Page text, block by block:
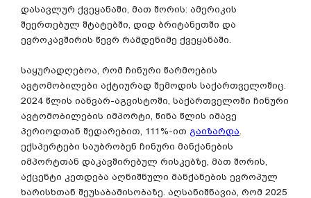
დასავლურ ქვეყანაში, მათ შორის: ამერიკის
შეერთებულ შტატებში, დიდ ბრიტანეთში და
ევროკავშირის წევრ რამდენიმე ქვეყანაში.
საყურადღებოა, რომ ჩინური წარმოების
ავტომობილები აქტიურად შემოდის საქართველოშიც.
2024 წლის იანვარ-აგვისტოში, საქართველოში ჩინური
ავტომობილების იმპორტი, წინა წლის იმავე
პერიოდთან შედარებით, 111%-ით გაიზარდა
ექსპერტები საუბრობენ ჩინური მანქანების
იმპორტთან დაკავშირებულ რისკებზე, მათ შორის,
აქცენტი კეთდება აღნიშნული მანქანების ევროპულ
ხარისხთან შეუსაბამისობაზე. აღსანიშნავია, რომ 2025